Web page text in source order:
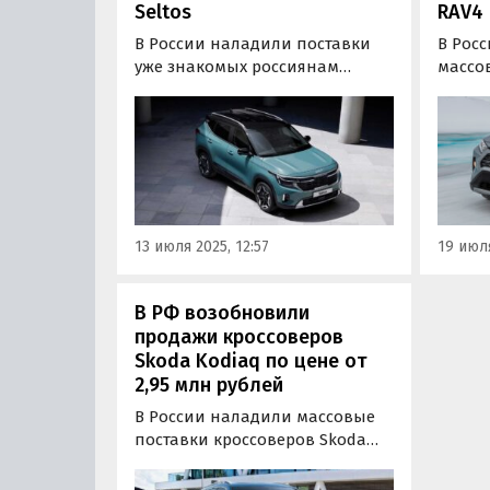
Seltos
В России наладили поставки
уже знакомых россиянам
машины по параллельному
импорту поставляют к нам из
Китая и Южной Кореи, а цены
на них на одном из
классифайдов в июле
начинаются от 1,7 млн рублей,
сообщает портал…
13 июля 2025, 12:57
RAV4
В
600
на
19
В РФ возобновили
продажи кроссоверов
Skoda Kodiaq по цене от
2,95 млн рублей
В России наладили массовые
поставки кроссоверов Skoda
в 2022 году выпускались на